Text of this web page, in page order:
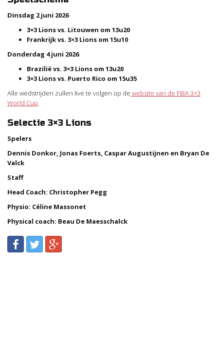
Dinsdag 2 juni 2026
3×3 Lions vs. Litouwen om 13u20
Frankrijk vs. 3×3 Lions om 15u10
Donderdag 4 juni 2026
Brazilië vs. 3×3 Lions om 13u20
3×3 Lions vs. Puerto Rico om 15u35
Alle wedstrijden zullen live te volgen op de website van de FIBA 3×3
World Cup.
Selectie 3×3 Lions
Spelers
Dennis Donkor, Jonas Foerts, Caspar Augustijnen en Bryan De
Valck
Staff
Head Coach: Christopher Pegg
Physio: Céline Massonet
Physical coach: Beau De Maesschalck